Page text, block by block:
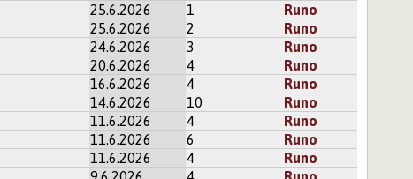
25.6.2026 1
Runo
25.6.2026 2
Runo
24.6.2026 3
Runo
20.6.2026 4
Runo
16.6.2026 4
Runo
14.6.2026 10
Runo
11.6.2026 4
Runo
11.6.2026 6
Runo
11.6.2026 4
Runo